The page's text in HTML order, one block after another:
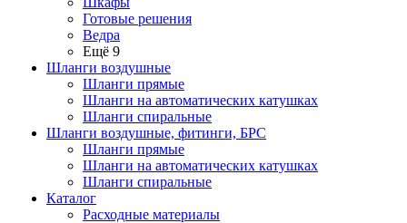
Готовые решения
Ведра
Ещё 9
Шланги воздушные
Шланги прямые
Шланги на автоматических катушках
Шланги спиральные
Шланги воздушные, фитинги, БРС
Шланги прямые
Шланги на автоматических катушках
Шланги спиральные
Каталог
Расходные материалы